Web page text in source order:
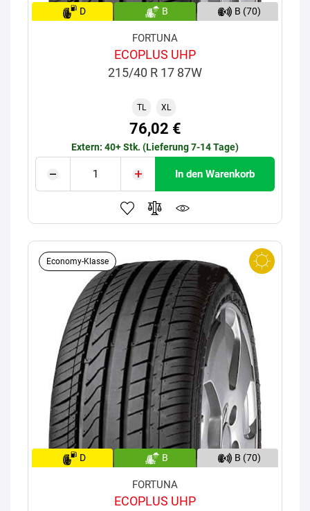
D B B (70)
FORTUNA
ECOPLUS UHP
215/40 R 17 87W
TL XL
76,02 €
Extern: 40+ Stk. (Lieferung 7-14 Tage)
In den Warenkorb
Economy-Klasse
D B B (70)
FORTUNA
ECOPLUS UHP